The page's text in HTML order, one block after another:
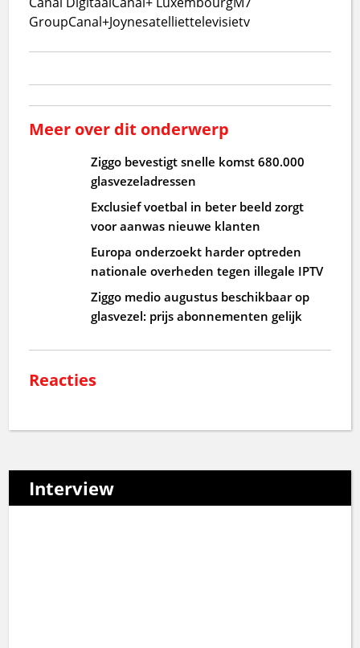
GroupCanal+Joynesatelliettelevisietv
Meer over dit onderwerp
Ziggo bevestigt snelle komst 680.000
glasvezeladressen
Exclusief voetbal in beter beeld zorgt
voor aanwas nieuwe klanten
Europa onderzoekt harder optreden
nationale overheden tegen illegale IPTV
Ziggo medio augustus beschikbaar op
glasvezel: prijs abonnementen gelijk
Reacties
Interview